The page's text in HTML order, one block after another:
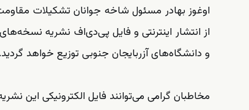
اوغوز بهادر مسئول شاخه جوانان تشکیلات
از انتشار اینترنتی و فایل پی‌دی‌اف نشریه
و دانشگاه‌های آزربایجان جنوبی توزیع خواهد گردید.
مخاطبان گرامی می‌توانند فایل الکترونیکی این نشریه